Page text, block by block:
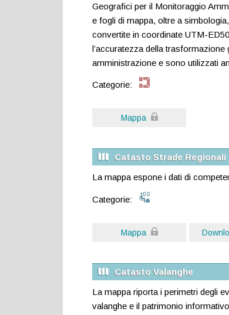
Geografici per il Monitoraggio
e fogli di mappa, oltre a
convertite in coordinate UTM-
l’accuratezza della
amministrazione e sono utilizzati
Categorie:
Mappa
Catasto Strade Regionali
La mappa espone i dati di
Categorie:
Mappa
Catasto Valanghe
La mappa riporta i perimetri degli
valanghe e il patrimonio